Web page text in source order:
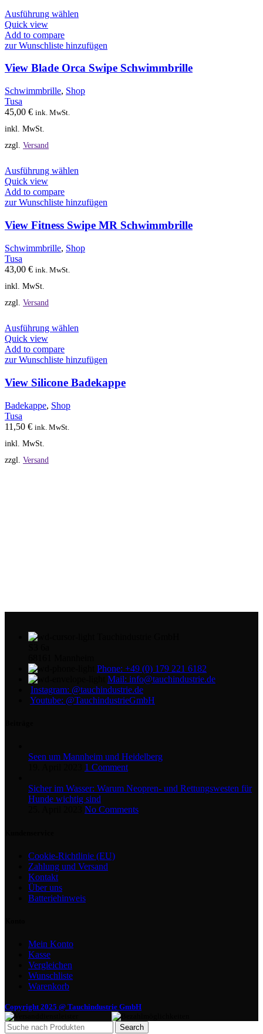
Ausführung wählen
mehrere
auf.
Optionen
können
Quick view
Add to compare
zur Wunschliste hinzufügen
View Blade Orca Swipe Schwimmbrille
Schwimmbrille, Shop
Tusa
45,00 € ink. MwSt.
inkl. MwSt.
zzgl. Versand
Ausführung wählen
mehrere
auf.
Die
können
Quick view
Add to compare
zur Wunschliste hinzufügen
View Fitness Swipe MR Schwimmbrille
Schwimmbrille, Shop
Tusa
43,00 € ink. MwSt.
inkl. MwSt.
zzgl. Versand
Ausführung wählen
mehrere
auf.
Die
Quick view
Add to compare
zur Wunschliste hinzufügen
View Silicone Badekappe
Badekappe, Shop
Tusa
11,50 € ink. MwSt.
inkl. MwSt.
zzgl. Versand
Phone: +49 (0) 179 221 6182
Mail: info@tauchindustrie.de
Instagram: @tauchindustrie.de
Youtube: @TauchindustrieGmbH
Seen um Mannheim und Heidelberg
1 Comment
Sicher im Wasser: Warum Neopren- und Rettungswesten für
Hunde wichtig sind
No Comments
Cookie-Richtlinie (EU)
Zahlung und Versand
Kontakt
Über uns
Batteriehinweis
Mein Konto
Kasse
Vergleichen
Wunschliste
Warenkorb
Copyright 2025 @ Tauchindustrie GmbH
Search